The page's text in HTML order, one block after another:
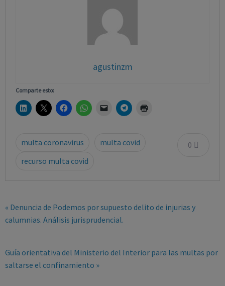
agustinzm
Comparte esto:
0
multa coronavirus
multa covid
recurso multa covid
« Denuncia de Podemos por supuesto delito de injurias y
calumnias. Análisis jurisprudencial.
Guía orientativa del Ministerio del Interior para las multas por
saltarse el confinamiento »